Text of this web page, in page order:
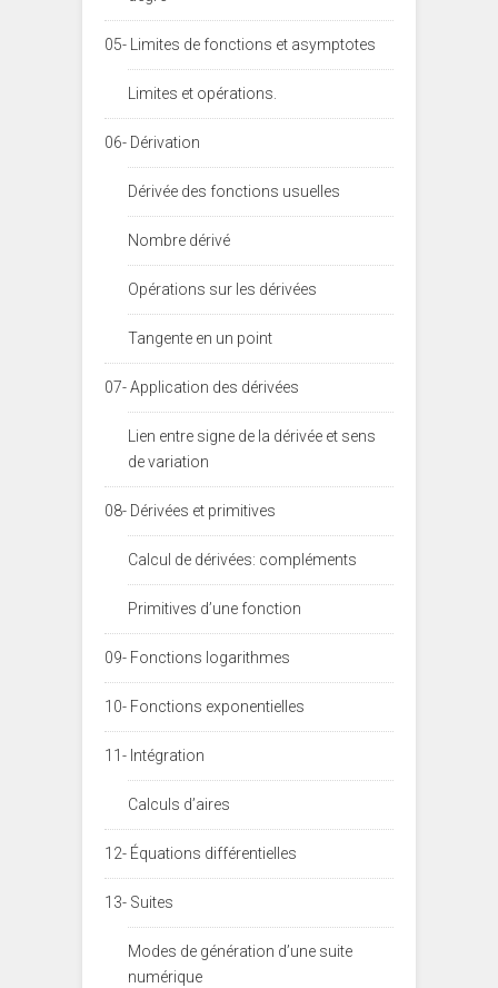
05- Limites de fonctions et asymptotes
Limites et opérations.
06- Dérivation
Dérivée des fonctions usuelles
Nombre dérivé
Opérations sur les dérivées
Tangente en un point
07- Application des dérivées
Lien entre signe de la dérivée et sens
de variation
08- Dérivées et primitives
Calcul de dérivées: compléments
Primitives d’une fonction
09- Fonctions logarithmes
10- Fonctions exponentielles
11- Intégration
Calculs d’aires
12- Équations différentielles
13- Suites
Modes de génération d’une suite
numérique